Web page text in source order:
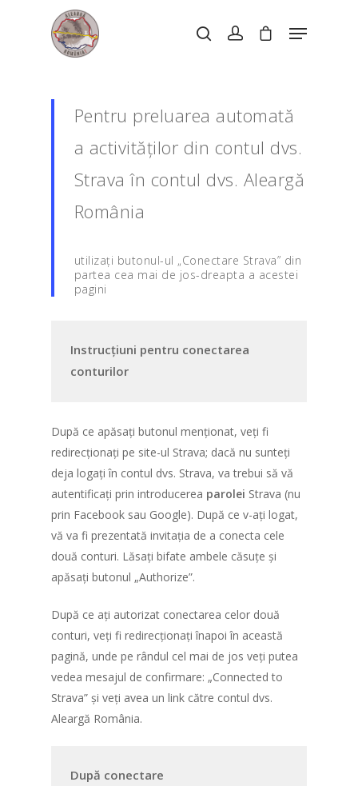
Pentru preluarea automată
a activităților din contul dvs.
Strava în contul dvs. Aleargă
România
utilizați butonul-ul „Conectare Strava” din
partea cea mai de jos-dreapta a acestei
pagini
Instrucțiuni pentru conectarea
conturilor
După ce apăsați butonul menționat, veți fi
redirecționați pe site-ul Strava; dacă nu sunteți
deja logați în contul dvs. Strava, va trebui să vă
autentificați prin introducerea parolei Strava (nu
prin Facebook sau Google). După ce v-ați logat,
vă va fi prezentată invitația de a conecta cele
două conturi. Lăsați bifate ambele căsuțe și
apăsați butonul „Authorize”.
După ce ați autorizat conectarea celor două
conturi, veți fi redirecționați înapoi în această
pagină, unde pe rândul cel mai de jos veți putea
vedea mesajul de confirmare: „Connected to
Strava” și veți avea un link către contul dvs.
Aleargă România.
După conectare